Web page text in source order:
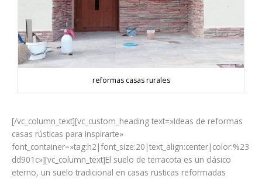
reformas casas rurales
[/vc_column_text][vc_custom_heading text=»Ideas de reformas
casas rústicas para inspirarte»
font_container=»tag:h2|font_size:20|text_align:center|color:%23
dd901c»][vc_column_text]El suelo de terracota es un clásico
eterno, un suelo tradicional en casas rusticas reformadas